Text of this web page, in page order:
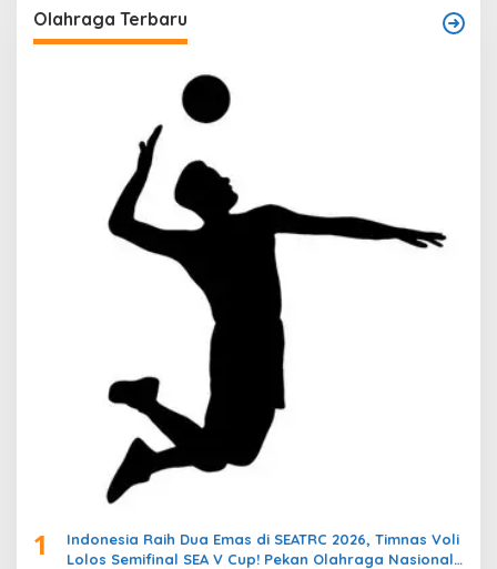
Olahraga Terbaru
1
Indonesia Raih Dua Emas di SEATRC 2026, Timnas Voli
Lolos Semifinal SEA V Cup! Pekan Olahraga Nasional